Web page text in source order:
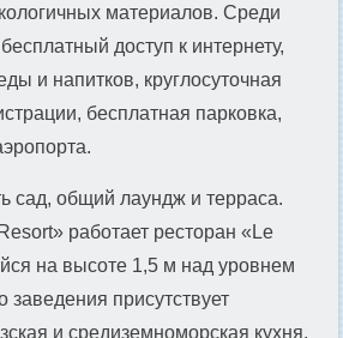
материалов. Среди
доступ к интернету,
и напитков, круглосуточная
бесплатная парковка,
сад, общий лаундж и терраса.
работает ресторан «Le
на высоте 1,5 м над уровнем
присутствует
и средиземноморская кухня.